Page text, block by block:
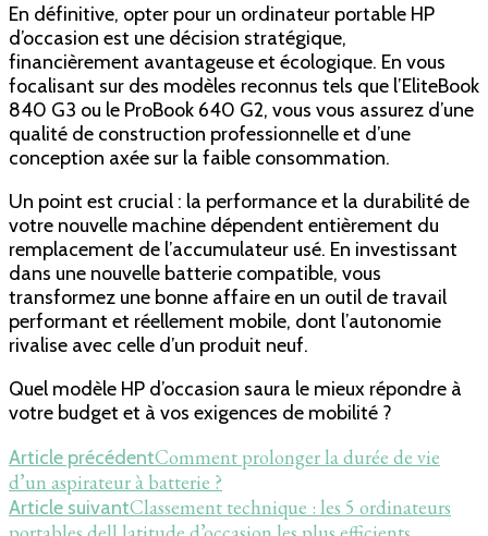
En définitive, opter pour un ordinateur portable HP
d’occasion est une décision stratégique,
financièrement avantageuse et écologique. En vous
focalisant sur des modèles reconnus tels que l’EliteBook
840 G3 ou le ProBook 640 G2, vous vous assurez d’une
qualité de construction professionnelle et d’une
conception axée sur la faible consommation.
Un point est crucial : la performance et la durabilité de
votre nouvelle machine dépendent entièrement du
remplacement de l’accumulateur usé. En investissant
dans une nouvelle batterie compatible, vous
transformez une bonne affaire en un outil de travail
performant et réellement mobile, dont l’autonomie
rivalise avec celle d’un produit neuf.
Quel modèle HP d’occasion saura le mieux répondre à
votre budget et à vos exigences de mobilité ?
Navigation
d'article
Article précédentComment prolonger la durée de vie
d’un aspirateur à batterie ?
Article suivantClassement technique : les 5 ordinateurs